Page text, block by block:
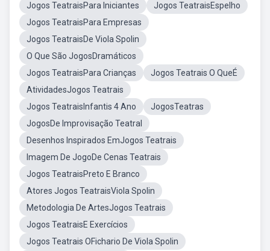
Jogos TeatraisPara Iniciantes
Jogos TeatraisEspelho
Jogos TeatraisPara Empresas
Jogos TeatraisDe Viola Spolin
O Que São JogosDramáticos
Jogos TeatraisPara Crianças
Jogos Teatrais O QueÉ
AtividadesJogos Teatrais
Jogos TeatraisInfantis 4 Ano
JogosTeatras
JogosDe Improvisação Teatral
Desenhos Inspirados EmJogos Teatrais
Imagem De JogoDe Cenas Teatrais
Jogos TeatraisPreto E Branco
Atores Jogos TeatraisViola Spolin
Metodologia De ArtesJogos Teatrais
Jogos TeatraisE Exercícios
Jogos Teatrais OFichario De Viola Spolin